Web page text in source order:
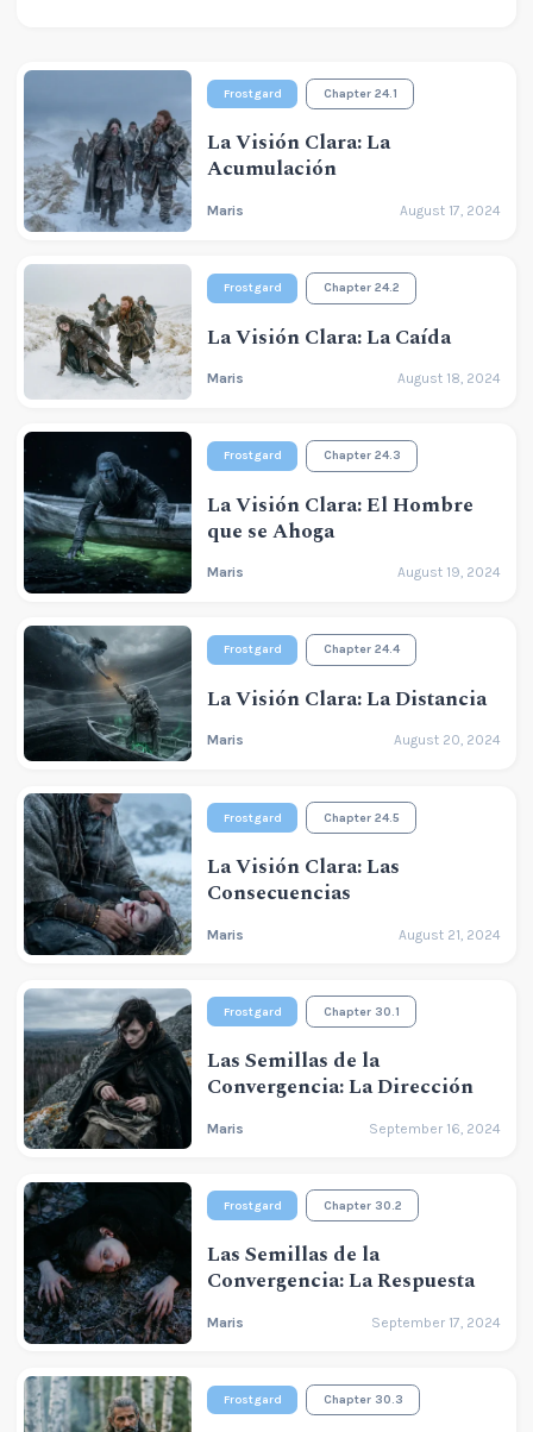
Frostgard Chapter 24.1
La Visión Clara: La
Acumulación
Maris August 17, 2024
Frostgard Chapter 24.2
La Visión Clara: La Caída
Maris August 18, 2024
Frostgard Chapter 24.3
La Visión Clara: El Hombre
que se Ahoga
Maris August 19, 2024
Frostgard Chapter 24.4
La Visión Clara: La Distancia
Maris August 20, 2024
Frostgard Chapter 24.5
La Visión Clara: Las
Consecuencias
Maris August 21, 2024
Frostgard Chapter 30.1
Las Semillas de la
Convergencia: La Dirección
Maris September 16, 2024
Frostgard Chapter 30.2
Las Semillas de la
Convergencia: La Respuesta
Maris September 17, 2024
Frostgard Chapter 30.3